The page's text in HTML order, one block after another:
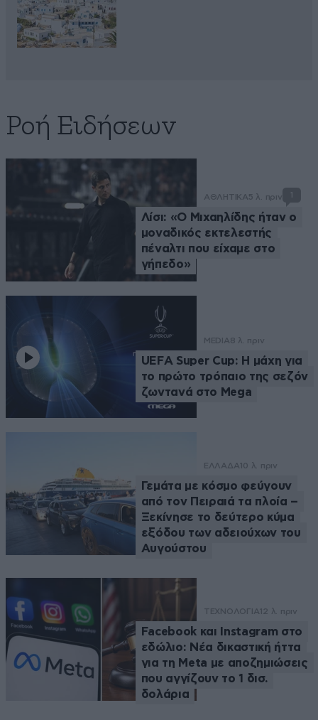
Ροή Ειδήσεων
ΑΘΛΗΤΙΚΑ5 λ. πριν 1
Λίσι: «Ο Μιχαηλίδης ήταν ο
μοναδικός εκτελεστής
πέναλτι που είχαμε στο
γήπεδο»
MEDIA8 λ. πριν
UEFA Super Cup: Η μάχη για
το πρώτο τρόπαιο της σεζόν
ζωντανά στο Mega
ΕΛΛΑΔΑ 10 λ. πριν
Γεμάτα με κόσμο φεύγουν
από τον Πειραιά τα πλοία –
Ξεκίνησε το δεύτερο κύμα
εξόδου των αδειούχων του
Αυγούστου
ΤΕΧΝΟΛΟΓΙΑ 12 λ. πριν
Facebook και Instagram στο
εδώλιο: Νέα δικαστική ήττα
για τη Meta με αποζημιώσεις
που αγγίζουν το 1 δισ.
δολάρια